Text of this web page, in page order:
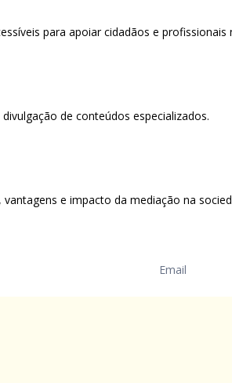
para apoiar cidadãos e
de conteúdos especializados.
vantagens e impacto da mediação na